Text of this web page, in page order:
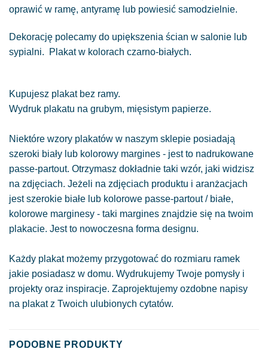
oprawić w ramę, antyramę lub powiesić samodzielnie.
Dekorację polecamy do upiększenia ścian w salonie lub
sypialni. Plakat w kolorach czarno-białych.
Kupujesz plakat bez ramy.
Wydruk plakatu na grubym, mięsistym papierze.
Niektóre wzory plakatów w naszym sklepie posiadają
szeroki biały lub kolorowy margines - jest to nadrukowane
passe-partout. Otrzymasz dokładnie taki wzór, jaki widzisz
na zdjęciach. Jeżeli na zdjęciach produktu i aranżacjach
jest szerokie białe lub kolorowe passe-partout / białe,
kolorowe marginesy - taki margines znajdzie się na twoim
plakacie. Jest to nowoczesna forma designu.
Każdy plakat możemy przygotować do rozmiaru ramek
jakie posiadasz w domu. Wydrukujemy Twoje pomysły i
projekty oraz inspiracje. Zaprojektujemy ozdobne napisy
na plakat z Twoich ulubionych cytatów.
PODOBNE PRODUKTY